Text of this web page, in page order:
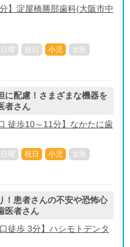
】淀屋橋勝部歯科(大阪市中
日曜 祝日 小児
女医
に配慮！さまざまな機器を
者さん
徒歩10～11分】なかたに歯
日曜 祝日 小児
女医
！患者さんの不安や恐怖心
医者さん
徒歩 3分】ハシモトデンタ